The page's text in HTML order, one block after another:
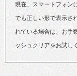
現在、スマートフォン
でも正しい形で表示さ
れている場合は、お手
ッシュクリアをお試し